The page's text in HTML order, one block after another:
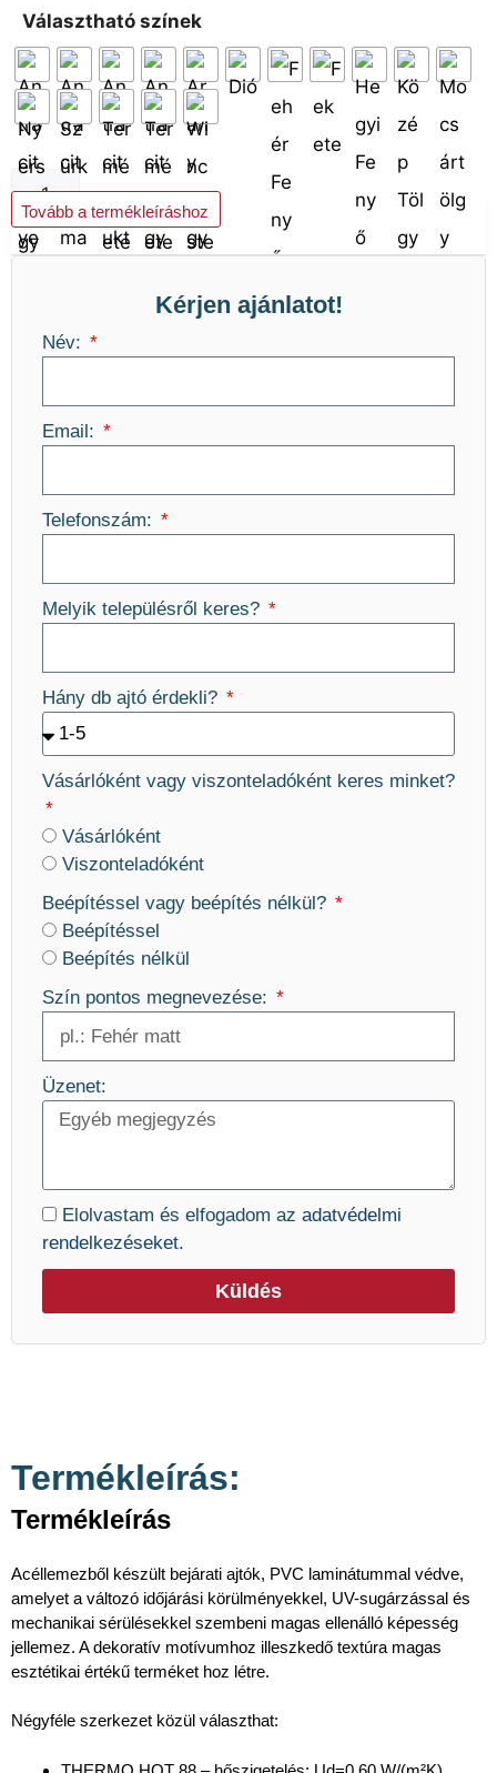
Választható színek
Kosárba teszem
Tovább a termékleíráshoz
Kérjen ajánlatot!
Név:
Email:
Telefonszám:
Melyik településről keres?
Hány db ajtó érdekli?
Vásárlóként vagy viszonteladóként keres minket?
Vásárlóként
Viszonteladóként
Beépítéssel vagy beépítés nélkül?
Beépítéssel
Beépítés nélkül
Szín pontos megnevezése:
Üzenet:
Elolvastam és elfogadom az adatvédelmi
rendelkezéseket.
Küldés
Termékleírás:
Termékleírás
Acéllemezből készült bejárati ajtók, PVC laminátummal védve,
amelyet a változó időjárási körülményekkel, UV-sugárzással és
mechanikai sérülésekkel szembeni magas ellenálló képesség
jellemez. A dekoratív motívumhoz illeszkedő textúra magas
esztétikai értékű terméket hoz létre.
Négyféle szerkezet közül választhat: